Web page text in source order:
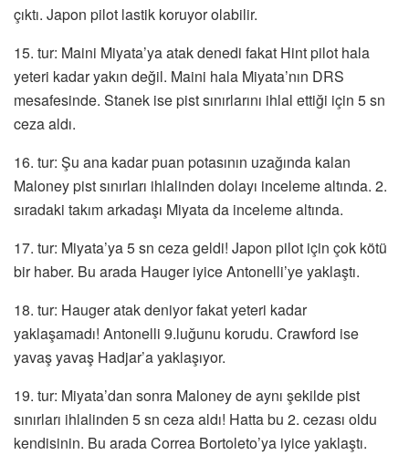
çıktı. Japon pilot lastik koruyor olabilir.
15. tur: Maini Miyata’ya atak denedi fakat Hint pilot hala
yeteri kadar yakın değil. Maini hala Miyata’nın DRS
mesafesinde. Stanek ise pist sınırlarını ihlal ettiği için 5 sn
ceza aldı.
16. tur: Şu ana kadar puan potasının uzağında kalan
Maloney pist sınırları ihlalinden dolayı inceleme altında. 2.
sıradaki takım arkadaşı Miyata da inceleme altında.
17. tur: Miyata’ya 5 sn ceza geldi! Japon pilot için çok kötü
bir haber. Bu arada Hauger iyice Antonelli’ye yaklaştı.
18. tur: Hauger atak deniyor fakat yeteri kadar
yaklaşamadı! Antonelli 9.luğunu korudu. Crawford ise
yavaş yavaş Hadjar’a yaklaşıyor.
19. tur: Miyata’dan sonra Maloney de aynı şekilde pist
sınırları ihlalinden 5 sn ceza aldı! Hatta bu 2. cezası oldu
kendisinin. Bu arada Correa Bortoleto’ya iyice yaklaştı.